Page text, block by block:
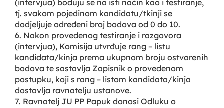
(intervjua) boduju se na isti način kao i testiranje,
tj. svakom pojedinom kandidatu/tkinji se
dodjeljuje određeni broj bodova od 0 do 10.
6. Nakon provedenog testiranje i razgovora
(intervjua), Komisija utvrđuje rang – listu
kandidata/kinja prema ukupnom broju ostvarenih
bodova te sastavlja Zapisnik o provedenom
postupku, koji s rang – listom kandidata/kinja
dostavlja ravnatelju ustanove.
7. Ravnatelj JU PP Papuk donosi Odluku o